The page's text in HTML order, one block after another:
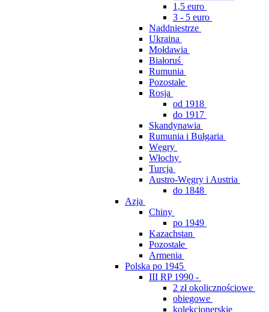
1,5 euro
3 - 5 euro
Naddniestrze
Ukraina
Mołdawia
Białoruś
Rumunia
Pozostałe
Rosja
od 1918
do 1917
Skandynawia
Rumunia i Bułgaria
Węgry
Włochy
Turcja
Austro-Węgry i Austria
do 1848
Azja
Chiny
po 1949
Kazachstan
Pozostałe
Armenia
Polska po 1945
III RP 1990 -
2 zł okolicznościowe
obiegowe
kolekcjonerskie